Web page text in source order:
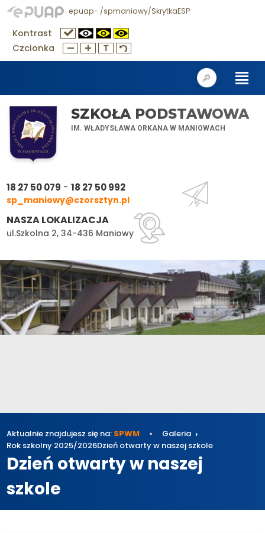
epuap- /spmaniowy/SkrytkaESP
Kontrast
Czcionka
SZKOŁA PODSTAWOWA
IM. WŁADYSŁAWA ORKANA W MANIOWACH
18 27 50 079 -18 27 50 992
sp_maniowy@czorsztyn.pl
NASZA LOKALIZACJA
ul.Szkolna 2, 34-436 Maniowy
Aktualnie znajdujesz się na: SPWM
Galeria
Rok szkolny 2025/2026Dzień otwarty w naszej szkole
Dzień otwarty w naszej
szkole